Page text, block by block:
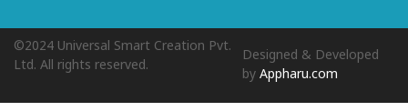
©2024 Universal Smart Creation Pvt.
Ltd. All rights reserved.
Designed & Developed
byAppharu.com